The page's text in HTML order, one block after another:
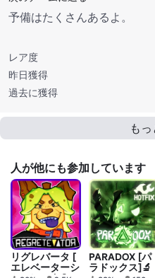
予備はたくさんあるよ。
レア度
昨日獲得
過去に獲得
も
人が他にも参加しています
リグレバータ [
エレベーターシ
PARADOX [パ
ラドックス]🔬